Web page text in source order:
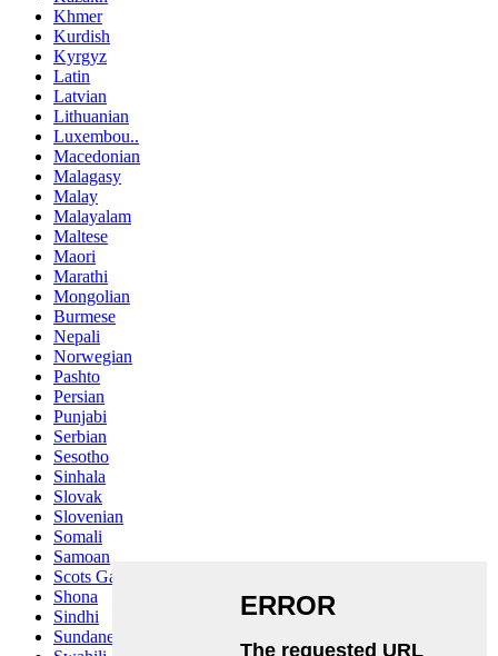
Khmer
Kurdish
Kyrgyz
Latin
Latvian
Lithuanian
Luxembou..
Macedonian
Malagasy
Malay
Malayalam
Maltese
Maori
Marathi
Mongolian
Burmese
Nepali
Norwegian
Pashto
Persian
Punjabi
Serbian
Sesotho
Sinhala
Slovak
Slovenian
Somali
Samoan
Scots Gaelic
Shona
Sindhi
Sundanese